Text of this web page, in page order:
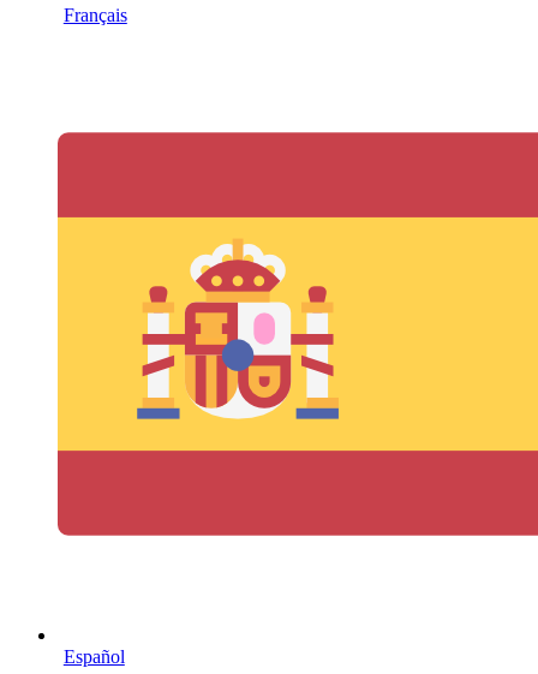
Français
Español